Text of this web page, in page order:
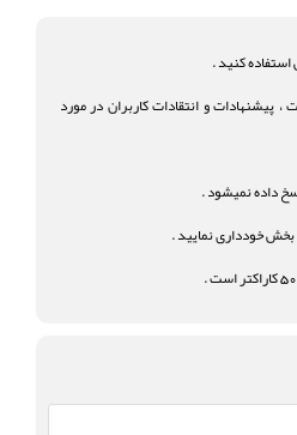
کنید .
پیشنهادات و انتقادات کاربران در مورد
داده نمیشود .
بخش خودداری نمایید .